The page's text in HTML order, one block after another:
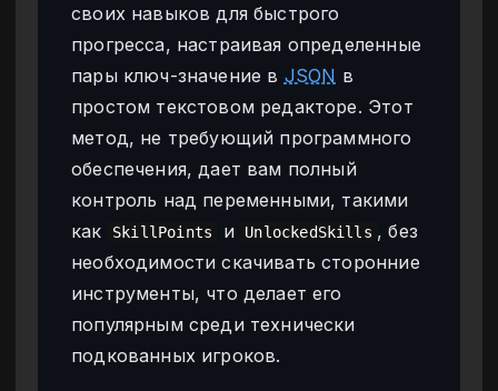
своих навыков для быстрого
прогресса, настраивая определенные
пары ключ-значение в JSON в
простом текстовом редакторе. Этот
метод, не требующий программного
обеспечения, дает вам полный
контроль над переменными, такими
как
SkillPoints и UnlockedSkills , без
необходимости скачивать сторонние
инструменты, что делает его
популярным среди технически
подкованных игроков.